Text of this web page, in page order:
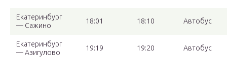
Екатеринбург
— Сажино
18:01 18:10 Автобус
Екатеринбург
— Азигулово
19:19 19:20 Автобус